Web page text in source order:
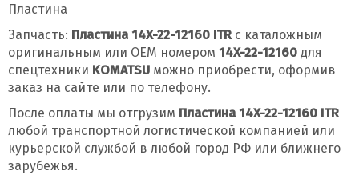
Пластина
Запчасть: Пластина 14X-22-12160 ITRс каталожным
оригинальным или OEM номером 14X-22-12160 для
спецтехники KOMATSU можно приобрести, оформив
заказ на сайте или по телефону.
После оплаты мы отгрузим Пластина 14X-22-12160 ITR
любой транспортной логистической компанией или
курьерской службой в любой город РФ или ближнего
зарубежья.